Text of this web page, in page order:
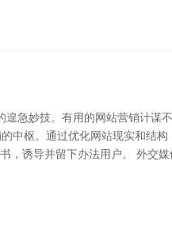
急妙技。有用的网站营销计谋
中枢。通过优化网站现实和结
诱导并留下办法用户。 外交